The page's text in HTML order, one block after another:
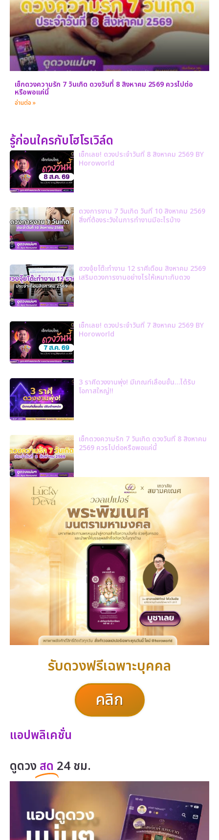
เช็กดวงความรัก 7 วันเกิด ดวงวันที่ 8 สิงหาคม 2569 ควรไปต่อ
หรือพอแค่นี้
อ่านต่อ »
รู้ก่อนใครกับโฮโรเวิล์ด
เช็กเลย! ดวงประจำวันที่ 8 สิงหาคม 2569 BY
Horoworld
ดวงการงาน 7 วันเกิด วันที่ 10 สิงหาคม 2569
สิ่งที่ต้องระวังในการทำงานมีอะไรบ้าง
ฮวงจุ้ยโต๊ะทำงาน 12 ราศีเดือน สิงหาคม 2569
เสริมดวงการงานอย่างไรให้เหมาะกับดวง
เช็กเลย! ดวงประจำวันที่ 7 สิงหาคม 2569 BY
Horoworld
3 ราศีดวงงานพุ่ง! มีเกณฑ์เลื่อนขั้น…ได้รับ
โอกาสใหญ่!!
เช็กดวงความรัก 7 วันเกิด ดวงวันที่ 8 สิงหาคม
2569 ควรไปต่อหรือพอแค่นี้
รับดวงฟรีเฉพาะบุคคล
คลิก
แอปพลิเคชั่น
ดูดวง สด 24 ชม.